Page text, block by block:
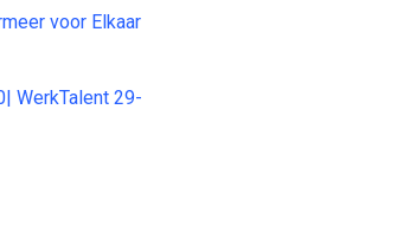
voor Elkaar
WerkTalent 29-